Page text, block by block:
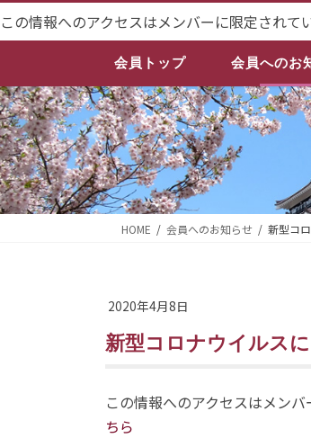
ン
ン
ツ
へ
ス
キ
ッ
ビ
ー
シ
ョ
ン
に
移
この情報へのアクセスはメンバーに限定されて
会員トップ 会員へのお
HOME 会員へのお知らせ 新型コ
2020年4月8日
新型コロナウイル
この情報へのアクセスはメン
ちら